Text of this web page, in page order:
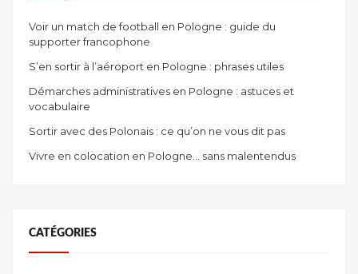
Voir un match de football en Pologne : guide du
supporter francophone
S’en sortir à l’aéroport en Pologne : phrases utiles
Démarches administratives en Pologne : astuces et
vocabulaire
Sortir avec des Polonais : ce qu’on ne vous dit pas
Vivre en colocation en Pologne… sans malentendus
CATÉGORIES